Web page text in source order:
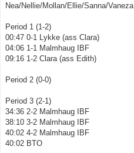
Nea/Nellie/Mollan/Ellie/Sanna/Vaneza.
Period 1 (1-2)
00:47 0-1 Lykke (ass Clara)
04:06 1-1 Malmhaug IBF
09:16 1-2 Clara (ass Edith)
Period 2 (0-0)
Period 3 (2-1)
34:36 2-2 Malmhaug IBF
38:10 3-2 Malmhaug IBF
40:02 4-2 Malmhaug IBF
40:02 BTO